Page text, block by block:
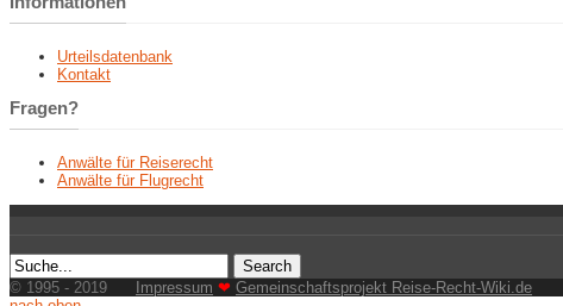
Urteilsdatenbank
Kontakt
Fragen?
Anwälte für Reiserecht
Anwälte für Flugrecht
© 1995 - 2019 Impressum ❤ Gemeinschaftsprojekt Reise-Recht-Wiki.de